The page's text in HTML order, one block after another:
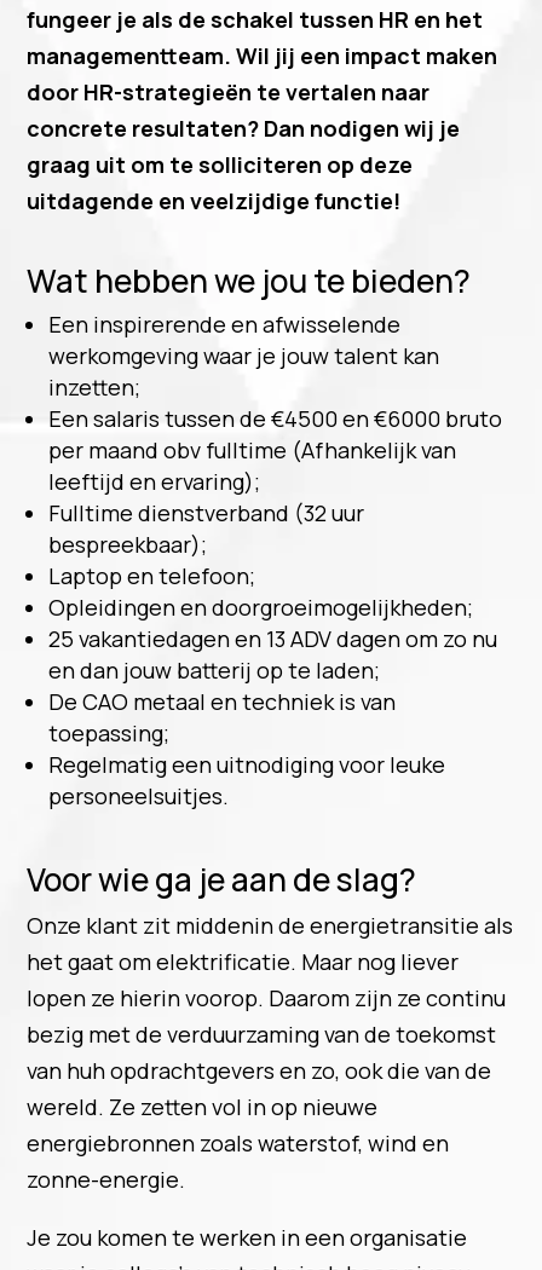
fungeer je als de schakel tussen HR en het
managementteam. Wil jij een impact maken
door HR-strategieën te vertalen naar
concrete resultaten? Dan nodigen wij je
graag uit om te solliciteren op deze
uitdagende en veelzijdige functie!
Wat hebben we jou te bieden?
Een inspirerende en afwisselende
werkomgeving waar je jouw talent kan
inzetten;
Een salaris tussen de €4500 en €6000 bruto
per maand obv fulltime (Afhankelijk van
leeftijd en ervaring);
Fulltime dienstverband (32 uur
bespreekbaar);
Laptop en telefoon;
Opleidingen en doorgroeimogelijkheden;
25 vakantiedagen en 13 ADV dagen om zo nu
en dan jouw batterij op te laden;
De CAO metaal en techniek is van
toepassing;
Regelmatig een uitnodiging voor leuke
personeelsuitjes.
Voor wie ga je aan de slag?
Onze klant zit middenin de energietransitie als
het gaat om elektrificatie. Maar nog liever
lopen ze hierin voorop. Daarom zijn ze continu
bezig met de verduurzaming van de toekomst
van huh opdrachtgevers en zo, ook die van de
wereld. Ze zetten vol in op nieuwe
energiebronnen zoals waterstof, wind en
zonne-energie.
Je zou komen te werken in een organisatie